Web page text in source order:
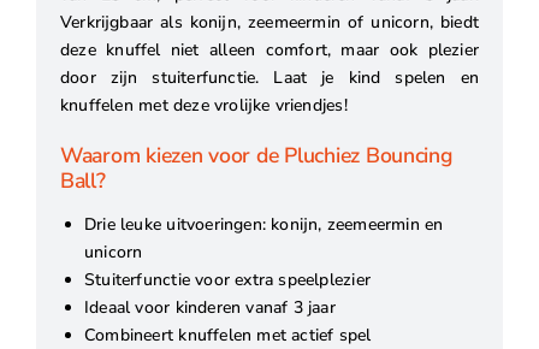
Verkrijgbaar als konijn, zeemeermin of unicorn, biedt
deze knuffel niet alleen comfort, maar ook plezier
door zijn stuiterfunctie. Laat je kind spelen en
knuffelen met deze vrolijke vriendjes!
Waarom kiezen voor de Pluchiez Bouncing
Ball?
Drie leuke uitvoeringen: konijn, zeemeermin en
unicorn
Stuiterfunctie voor extra speelplezier
Ideaal voor kinderen vanaf 3 jaar
Combineert knuffelen met actief spel